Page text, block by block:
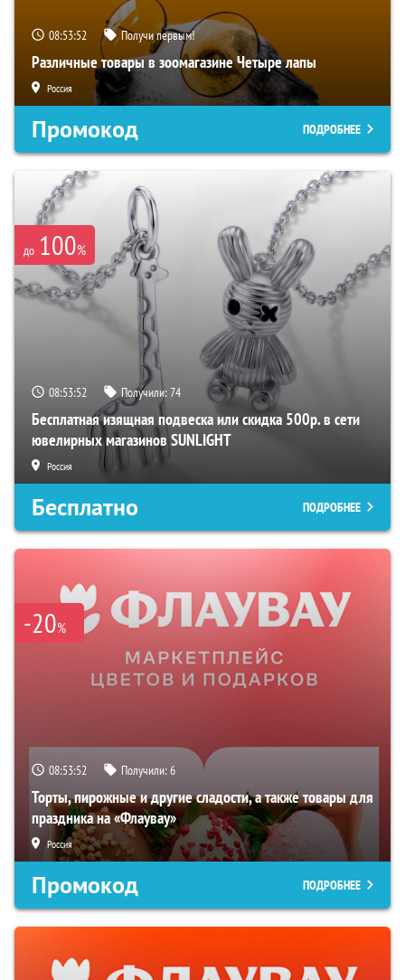
08:53:51 Получи первым!
Различные товары в зоомагазине Четыре лапы
Россия
Промокод ПОДРОБНЕЕ
до 100%
08:53:51 Получили:74
Бесплатная изящная подвеска или скидка 500р. в сети
ювелирных магазинов SUNLIGHT
Россия
Бесплатно ПОДРОБНЕЕ
-20%
08:53:51 Получили:6
Торты, пирожные и другие сладости, а также товары для
праздника на «Флаувау»
Россия
Промокод ПОДРОБНЕЕ